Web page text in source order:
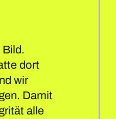
Bild.
dort
wir
Damit
alle